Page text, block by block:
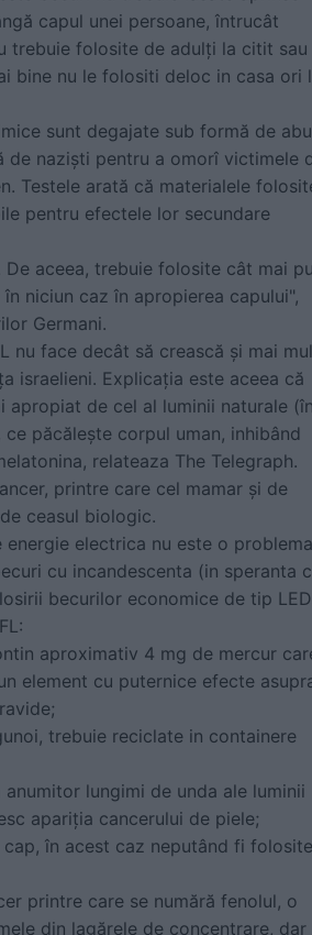
capul unei persoane, întrucât
trebuie folosite de adulţi la citit sau
bine nu le folositi deloc in casa ori
sunt degajate sub formă de
de nazişti pentru a omorî victimele
Testele arată că materialele
pentru efectele lor secundare
aceea, trebuie folosite cât mai
niciun caz în apropierea capului",
Germani.
nu face decât să crească şi mai
israelieni. Explicaţia este aceea că
apropiat de cel al luminii naturale (în
păcăleşte corpul uman, inhibând
relateaza The Telegraph.
printre care cel mamar şi de
ceasul biologic.
electrica nu este o problema
cu incandescenta (in speranta
becurilor economice de tip
aproximativ 4 mg de mercur
element cu puternice efecte
trebuie reciclate in containere
lungimi de unda ale luminii
apariţia cancerului de piele;
în acest caz neputând fi
printre care se numără fenolul, o
din lagărele de concentrare, dar